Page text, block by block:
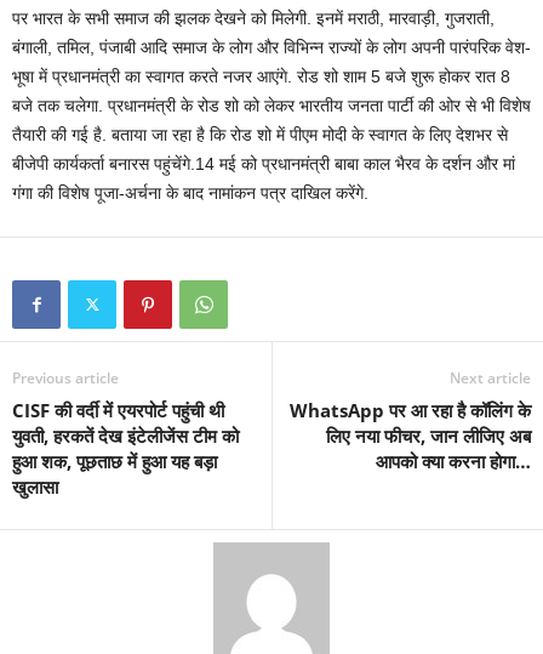
पर भारत के सभी समाज की झलक देखने को मिलेगी. इनमें मराठी, मारवाड़ी, गुजराती,
बंगाली, तमिल, पंजाबी आदि समाज के लोग और विभिन्न राज्यों के लोग अपनी पारंपरिक वेश-
भूषा में प्रधानमंत्री का स्वागत करते नजर आएंगे. रोड शो शाम 5 बजे शुरू होकर रात 8
बजे तक चलेगा. प्रधानमंत्री के रोड शो को लेकर भारतीय जनता पार्टी की ओर से भी विशेष
तैयारी की गई है. बताया जा रहा है कि रोड शो में पीएम मोदी के स्वागत के लिए देशभर से
बीजेपी कार्यकर्ता बनारस पहुंचेंगे.14 मई को प्रधानमंत्री बाबा काल भैरव के दर्शन और मां
गंगा की विशेष पूजा-अर्चना के बाद नामांकन पत्र दाखिल करेंगे.
Previous article
CISF की वर्दी में एयरपोर्ट पहुंची थी
युवती, हरकतें देख इंटेलीजेंस टीम को
हुआ शक, पूछताछ में हुआ यह बड़ा
खुलासा
Next article
WhatsApp पर आ रहा है कॉलिंग के
लिए नया फीचर, जान लीजिए अब
आपको क्या करना होगा…